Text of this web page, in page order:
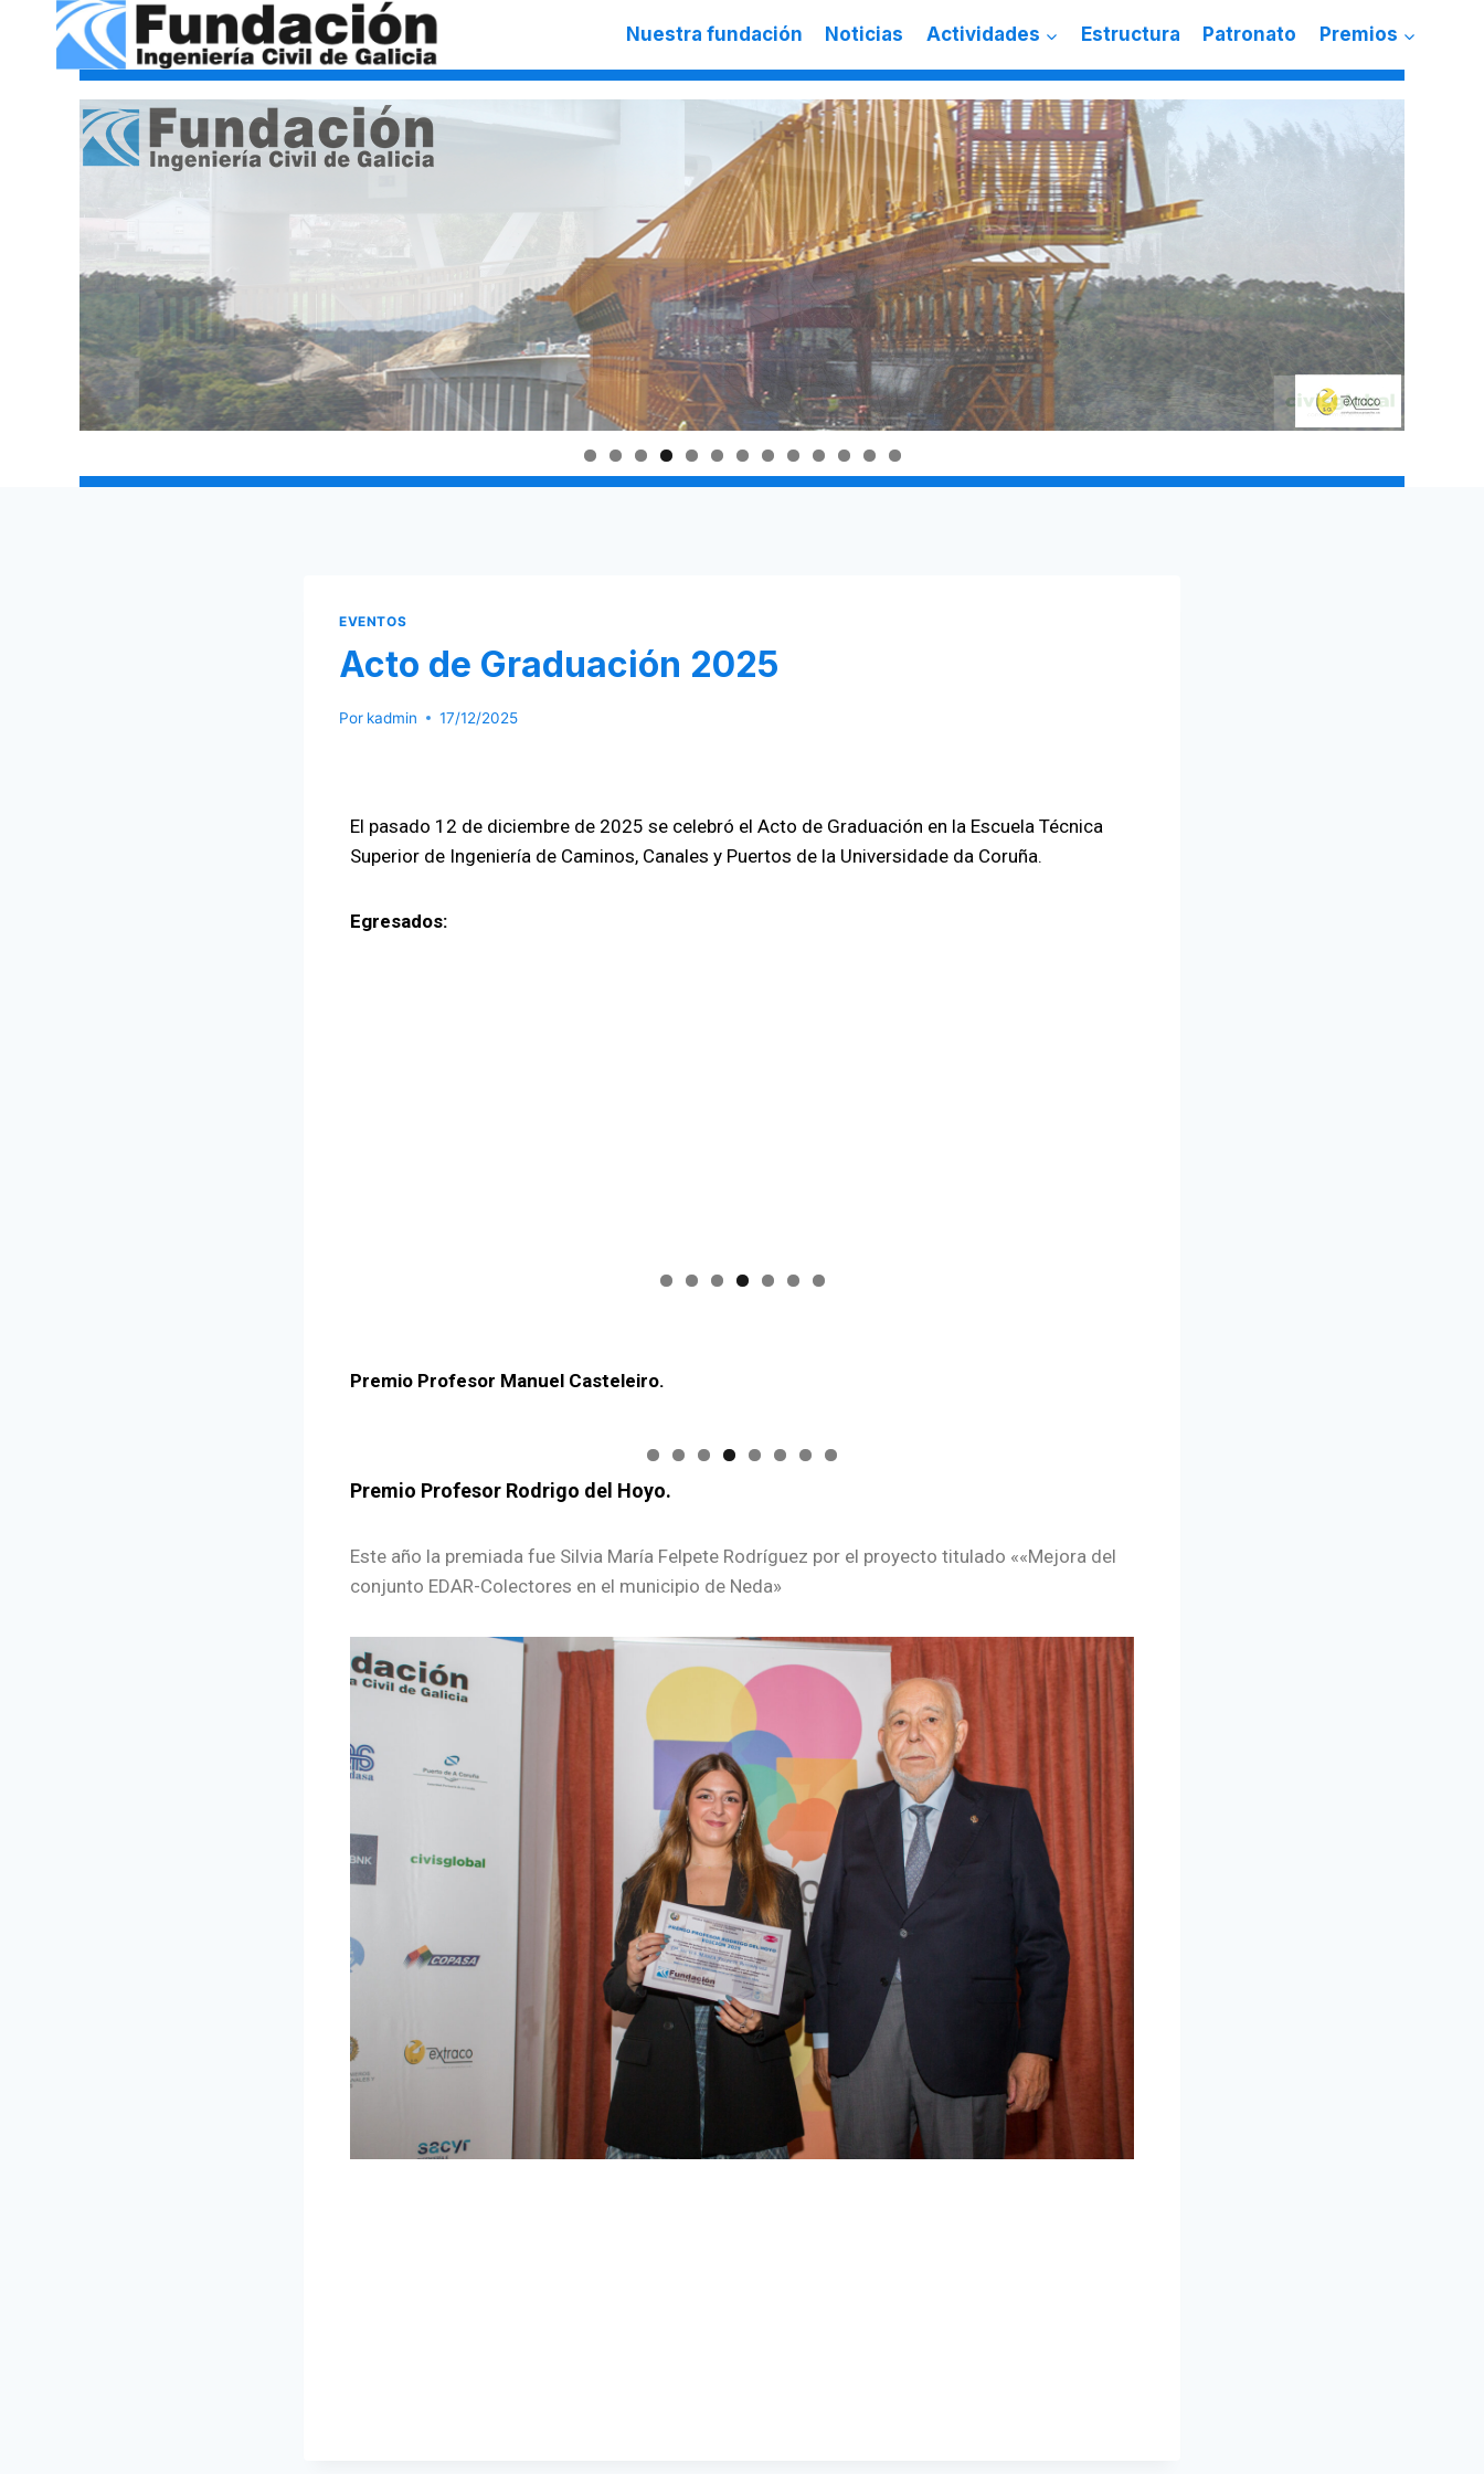
Nuestra fundación Noticias Actividades Estructura Patronato Premios
EVENTOS
Acto de Graduación 2025
Por kadmin 17/12/2025
El pasado 12 de diciembre de 2025 se celebró el Acto de Graduación en la Escuela Técnica
Superior de Ingeniería de Caminos, Canales y Puertos de la Universidade da Coruña.
Egresados:
Premio Profesor Manuel Casteleiro.
Premio Profesor Rodrigo del Hoyo.
Este año la premiada fue Silvia María Felpete Rodríguez por el proyecto titulado ««Mejora del
conjunto EDAR-Colectores en el municipio de Neda»